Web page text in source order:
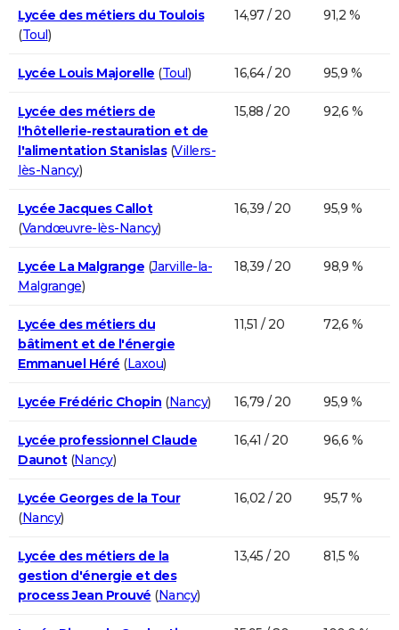
Lycée des métiers du Toulois
(Toul)
14,97 / 20 91,2 %
Lycée Louis Majorelle (Toul) 16,64 / 20 95,9 %
Lycée des métiers de
l'hôtellerie-restauration et de
l'alimentation Stanislas(Villers-
lès-Nancy)
15,88 / 20 92,6 %
Lycée Jacques Callot
(Vandœuvre-lès-Nancy)
16,39 / 20 95,9 %
Lycée La Malgrange (Jarville-la-
Malgrange)
18,39 / 20 98,9 %
Lycée des métiers du
bâtiment et de l'énergie
Emmanuel Héré (Laxou)
11,51 / 20 72,6 %
Lycée Frédéric Chopin (Nancy) 16,79 / 20 95,9 %
Lycée professionnel Claude
Daunot(Nancy)
16,41 / 20 96,6 %
Lycée Georges de la Tour
(Nancy)
16,02 / 20 95,7 %
Lycée des métiers de la
gestion d'énergie et des
process Jean Prouvé (Nancy)
13,45 / 20 81,5 %